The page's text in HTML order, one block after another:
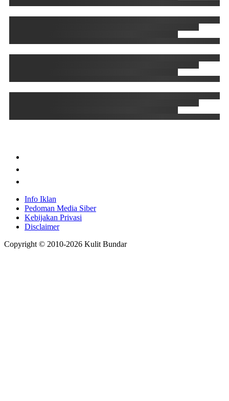
Info Iklan
Pedoman Media Siber
Kebijakan Privasi
Disclaimer
Copyright © 2010-2026 Kulit Bundar